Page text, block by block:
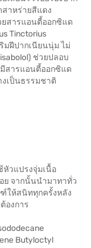
าหร่ายสีแดง
ยสารแอนตี้ออกซิแด
Tinctorius
มฝีปากเนียนนุ่ม ไม่
ช่วยปลอบ
สารแอนตี้ออกซิแด
เป็นธรรมชาติ
วแปรงจุ่มเนื้อ
ย จากนั้นนำมาทาทั่ว
ให้สนิททุกครั้งหลัง
องการ
Butyloctyl